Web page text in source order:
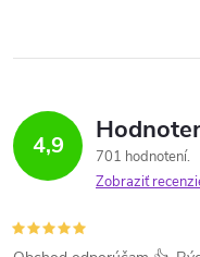
4,9
701 hodnotení
Zobraziť